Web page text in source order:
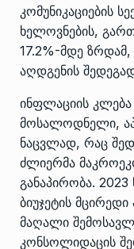
კომუნიკაციების
ხელოვნების,
17.2%-მდე
აღდგენის
ინფლაციის
მოსალოდნელი,
ნაცვლად, რაც
ძლიერმა
განაპირობა.
ბიუჯეტის
მაღალი
კონსოლიდაცის